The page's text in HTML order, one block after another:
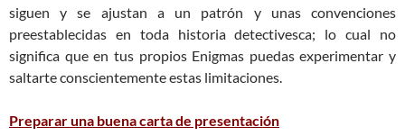
siguen y se ajustan a un patrón y unas convenciones
preestablecidas en toda historia detectivesca; lo cual no
significa que en tus propios Enigmas puedas experimentar y
saltarte conscientemente estas limitaciones.
Preparar una buena carta de presentación